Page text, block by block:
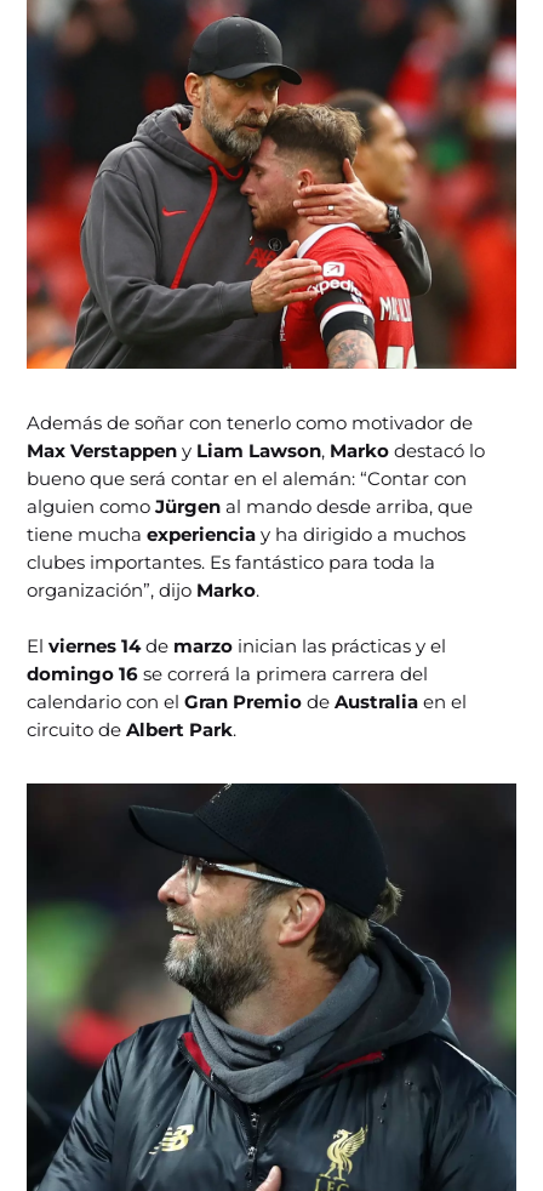
Además de soñar con tenerlo como motivador de
Max Verstappeny Liam Lawson, Markodestacó lo
bueno que será contar en el alemán: “Contar con
alguien comoJürgenal mando desde arriba, que
tiene muchaexperienciay ha dirigido a muchos
clubes importantes. Es fantástico para toda la
organización”, dijo Marko.
Elviernes 14de marzo inician las prácticas y el
domingo 16se correrá la primera carrera del
calendario con elGran PremiodeAustraliaen el
circuito deAlbert Park.